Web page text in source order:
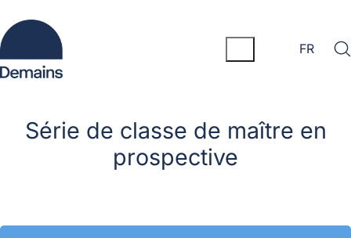
FR
Série de classe de maître en
prospective